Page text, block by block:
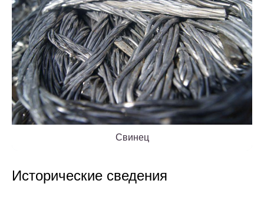
Свинец
Исторические сведения